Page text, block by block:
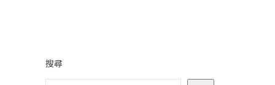
搜尋